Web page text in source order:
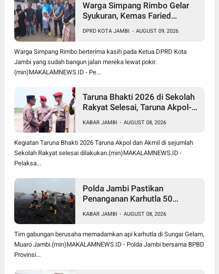
Warga Simpang Rimbo Gelar
Syukuran, Kemas Faried
Pokir untuk Kenang Almarhum
Rafi Akbar
DPRD KOTA JAMBI - AUGUST 09, 2026
Warga Simpang Rimbo berterima kasih pada Ketua DPRD Kota
Jambi yang sudah bangun jalan mereka lewat pokir.
(min)MAKALAMNEWS.ID - Pe...
Taruna Bhakti 2026 di Sekolah
Rakyat Selesai, Taruna Akpol-
Menggunakan Hercules A-7305
KABAR JAMBI - AUGUST 08, 2026
Kegiatan Taruna Bhakti 2026 Taruna Akpol dan Akmil di sejumlah
Sekolah Rakyat selesai dilakukan.(min)MAKALAMNEWS.ID -
Pelaksa...
Polda Jambi Pastikan
Penanganan Karhutla 50
Berjalan Maksimal
KABAR JAMBI - AUGUST 08, 2026
Tim gabungan berusaha memadamkan api karhutla di Sungai Gelam,
Muaro Jambi.(min)MAKALAMNEWS.ID - Polda Jambi bersama BPBD
Provinsi...